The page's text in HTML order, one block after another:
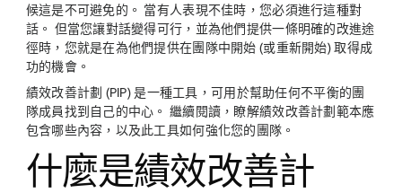
候這是不可避免的。 當有人表現不佳時，您必須進行這種對
話。 但當您讓對話變得可行，並為他們提供一條明確的改進途
徑時，您就是在為他們提供在團隊中開始 (或重新開始) 取得成
功的機會。
績效改善計劃 (PIP) 是一種工具，可用於幫助任何不平衡的團
隊成員找到自己的中心。 繼續閱讀，瞭解績效改善計劃範本應
包含哪些內容，以及此工具如何強化您的團隊。
什麼是績效改善計